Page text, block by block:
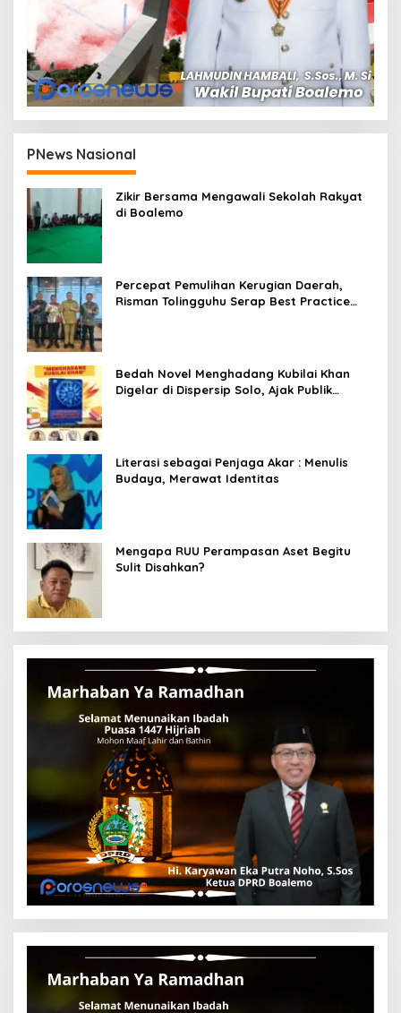
PNews Nasional
Zikir Bersama Mengawali Sekolah Rakyat
di Boalemo
Percepat Pemulihan Kerugian Daerah,
Risman Tolingguhu Serap Best Practice
Bedah Novel Menghadang Kubilai Khan
Digelar di Dispersip Solo, Ajak Publik
Literasi sebagai Penjaga Akar : Menulis
Budaya, Merawat Identitas
Mengapa RUU Perampasan Aset Begitu
Sulit Disahkan?